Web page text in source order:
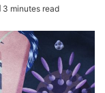
3 minutes read